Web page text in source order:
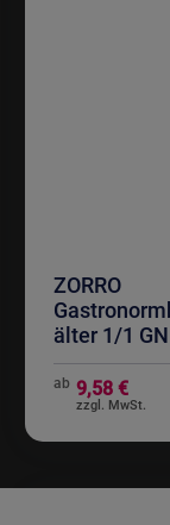
ZORRO
älter 1/1 GN
ab 9,58 €